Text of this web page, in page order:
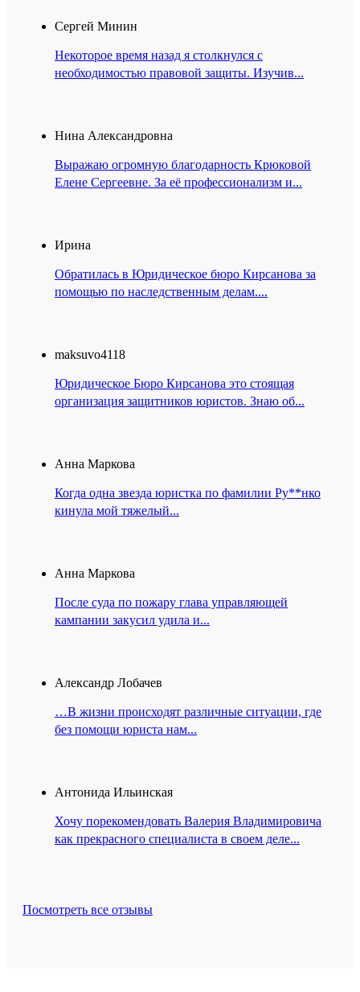
Сергей Минин
Некоторое время назад я столкнулся с
необходимостью правовой защиты. Изучив...
Нина Александровна
Выражаю огромную благодарность Крюковой
Елене Сергеевне. За её профессионализм и...
Ирина
Обратилась в Юридическое бюро Кирсанова за
помощью по наследственным делам....
maksuvo4118
Юридическое Бюро Кирсанова это стоящая
организация защитников юристов. Знаю об...
Анна Маркова
Когда одна звезда юристка по фамилии Ру**нко
кинула мой тяжелый...
Анна Маркова
После суда по пожару глава управляющей
кампании закусил удила и...
Александр Лобачев
…В жизни происходят различные ситуации, где
без помощи юриста нам...
Антонида Ильинская
Хочу порекомендовать Валерия Владимировича
как прекрасного специалиста в своем деле...
Посмотреть все отзывы